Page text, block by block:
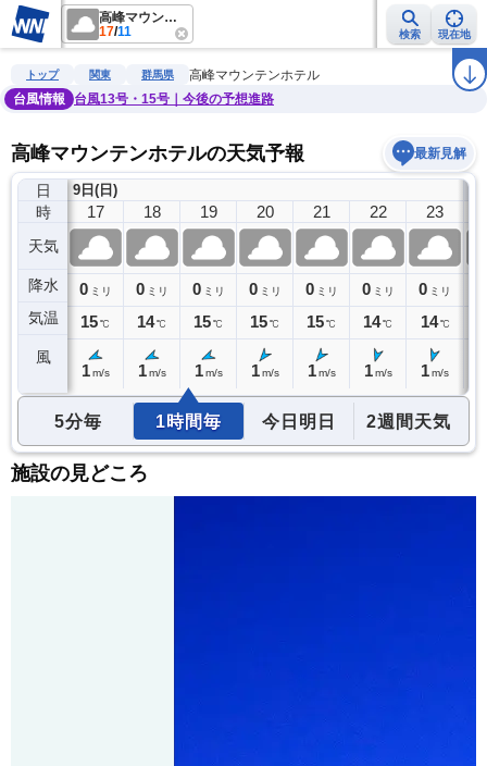
高峰マウンテンホテル
17/11 検索 現在地
雨雲レーダー 台風情報 地震情報 警報・注意報 ラ
トップ 関東 群馬県
高峰マウンテンホテル
台風情報
台風13号・15号｜今後の予想進路
高峰マウンテンホテルの天気予報 最新見解
日
時
天気
降水
気温
風
9日(日)
16
0ミリ
16℃
17
0 ミリ
15℃
1 m/s
18
0 ミリ
14℃
1 m/s
19
0 ミリ
15℃
1 m/s
20
0 ミリ
15℃
1 m/s
21
0 ミリ
15℃
1 m/s
22
0 ミリ
14℃
1 m/s
23
0 ミリ
14 ℃
1m/s
5分毎 1時間毎 今日明日 2週間天気
施設の見どころ